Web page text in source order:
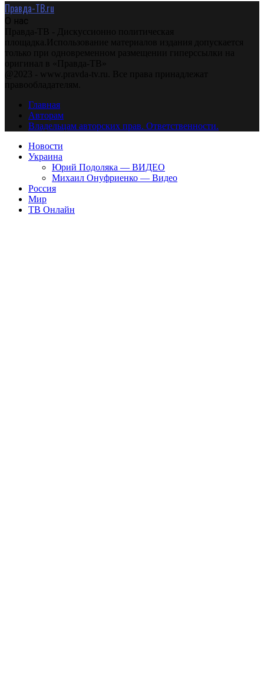
Правда-ТВ.ru
О нас
Правда-ТВ - Дискуссионно политическая
площадка.Использование материалов издания допускается
только при одновременном размещении гиперссылки на
оригинал в «Правда-ТВ»
@2023 - www.pravda-tv.ru. Все права принадлежат
правообладателям.
Главная
Авторам
Владельцам авторских прав. Ответственности.
Новости
Украина
Юрий Подоляка — ВИДЕО
Михаил Онуфриенко — Видео
Россия
Мир
ТВ Онлайн